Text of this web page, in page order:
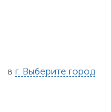
в г. Выберите город